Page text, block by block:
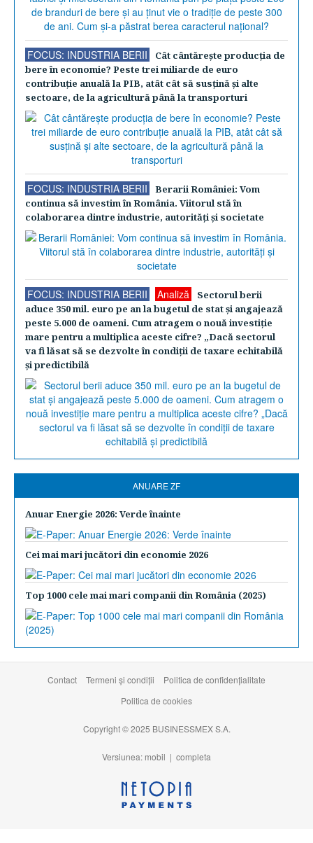
FOCUS: INDUSTRIA BERII
Cât cântăreşte producţia de
bere în economie? Peste trei miliarde de euro
contribuţie anuală la PIB, atât cât să susţină şi alte
sectoare, de la agricultură până la transporturi
FOCUS: INDUSTRIA BERII
Berarii României: Vom
continua să investim în România. Viitorul stă în
colaborarea dintre industrie, autorităţi şi societate
FOCUS: INDUSTRIA BERII Analiză
Sectorul berii
aduce 350 mil. euro pe an la bugetul de stat şi angajează
peste 5.000 de oameni. Cum atragem o nouă investiţie
mare pentru a multiplica aceste cifre? „Dacă sectorul
va fi lăsat să se dezvolte în condiţii de taxare echitabilă
şi predictibilă
ANUARE ZF
Anuar Energie 2026: Verde înainte
Cei mai mari jucători din economie 2026
Top 1000 cele mai mari companii din România (2025)
Contact Termeni şi condiţii
Politica de confidențialitate
Politica de cookies
Copyright © 2025 BUSINESSMEX S.A.
Versiunea: mobil | completa